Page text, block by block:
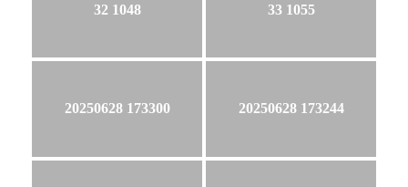
32 1048 33 1055
20250628 173300 20250628 173244